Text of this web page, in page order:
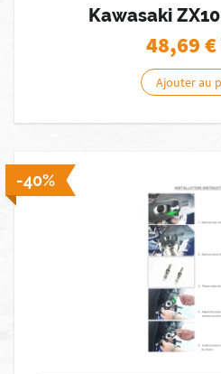
Kawasaki
48,69€
Ajouter au
-40%